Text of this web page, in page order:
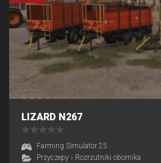
LIZARD N267
Farming Simulator 25
Przyczepy › Rozrzutniki obornika